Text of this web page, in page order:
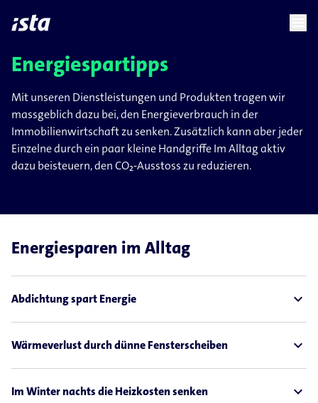
languagechevron_right
Energiespartipps
Mit unseren Dienstleistungen und Produkten tragen wir
massgeblich dazu bei, den Energieverbrauch in der
Immobilienwirtschaft zu senken. Zusätzlich kann aber jeder
Einzelne durch ein paar kleine Handgriffe Im Alltag aktiv
dazu beisteuern, den CO₂-Ausstoss zu reduzieren.
Energiesparen im Alltag
Abdichtung spart Energie expand_less
Wärmeverlust durch dünne Fensterscheiben expand_less
Im Winter nachts die Heizkosten senken expand_less